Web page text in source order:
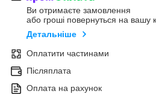
Ви отримаєте замовлення
або гроші повернуться на вашу
Детальніше
Оплатити частинами
Післяплата
Оплата на рахунок